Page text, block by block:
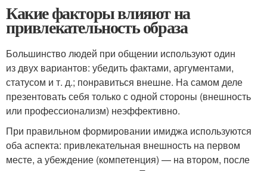
Какие факторы влияют на
привлекательность образа
Большинство людей при общении используют один
из двух вариантов: убедить фактами, аргументами,
статусом и т. д.; понравиться внешне. На самом деле
презентовать себя только с одной стороны (внешность
или профессионализм) неэффективно.
При правильном формировании имиджа используются
оба аспекта: привлекательная внешность на первом
месте, а убеждение (компетенция) — на втором, после